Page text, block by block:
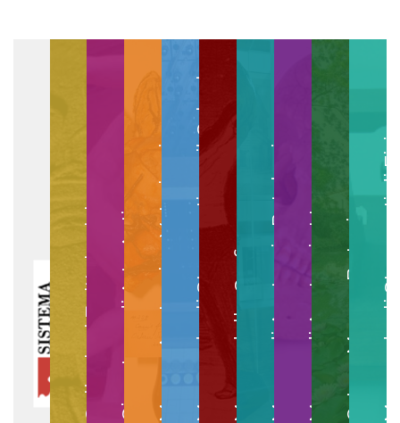
Collezioni EgittologicheGipsoteca di Arte AnticaMuseo Anatomico VeterinarioMuseo degli Strumenti per il CalcoloMuseo della GraficaMuseo di Anatomia PatologicaMuseo di Anatomia UmanaOrto e Museo BotanicoMuseo degli